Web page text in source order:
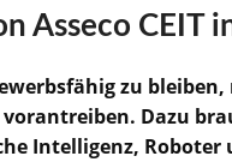
Asseco CEIT
zu
Dazu
Intelligenz, Roboter